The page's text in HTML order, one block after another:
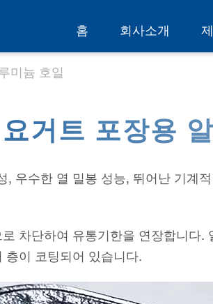
홈 회사소개
미늄 호일
거트 포장용
, 우수한 열 밀봉 성능, 뛰어난 기계
차단하여 유통기한을 연장합니다.
층이 코팅되어 있습니다.